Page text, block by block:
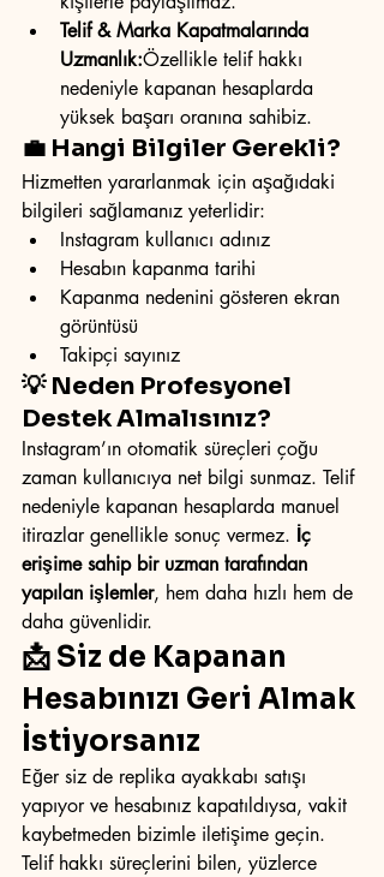
Telif & Marka Kapatmalarında
Uzmanlık:Özellikle telif hakkı
nedeniyle kapanan hesaplarda
yüksek başarı oranına sahibiz.
💼 Hangi Bilgiler Gerekli?
Hizmetten yararlanmak için aşağıdaki
bilgileri sağlamanız yeterlidir:
Instagram kullanıcı adınız
Hesabın kapanma tarihi
Kapanma nedenini gösteren ekran
görüntüsü
Takipçi sayınız
💡 Neden Profesyonel
Destek Almalısınız?
Instagram’ın otomatik süreçleri çoğu
zaman kullanıcıya net bilgi sunmaz. Telif
nedeniyle kapanan hesaplarda manuel
itirazlar genellikle sonuç vermez. İç
erişime sahip bir uzman tarafından
yapılan işlemler, hem daha hızlı hem de
daha güvenlidir.
📩 Siz de Kapanan
Hesabınızı Geri Almak
İstiyorsanız
Eğer siz de replika ayakkabı satışı
yapıyor ve hesabınız kapatıldıysa, vakit
kaybetmeden bizimle iletişime geçin.
Telif hakkı süreçlerini bilen, yüzlerce